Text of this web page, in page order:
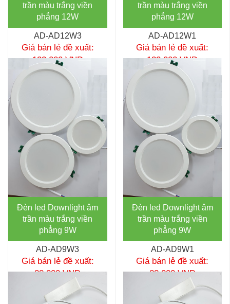
trần màu trắng viền
phẳng 12W
AD-AD12W3
Giá bán lẻ đề xuất:
122,000 VNĐ
trần màu trắng viền
phẳng 12W
AD-AD12W1
Giá bán lẻ đề xuất:
122,000 VNĐ
Đèn led Downlight âm
trần màu trắng viền
phẳng 9W
AD-AD9W3
Giá bán lẻ đề xuất:
88,000 VNĐ
Đèn led Downlight âm
trần màu trắng viền
phẳng 9W
AD-AD9W1
Giá bán lẻ đề xuất:
88,000 VNĐ